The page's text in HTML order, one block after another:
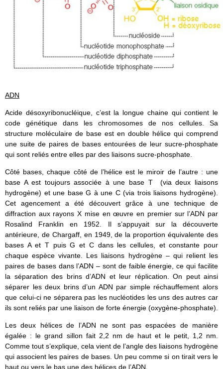
ADN
Acide désoxyribonucléique, c’est la longue chaine qui contient le
code génétique dans les chromosomes de nos cellules. Sa
structure moléculaire de base est en double hélice qui comprend
une suite de paires de bases entourées de leur sucre-phosphate
qui sont reliés entre elles par des liaisons sucre-phosphate.
Côté bases, chaque côté de l’hélice est le miroir de l’autre : une
base A est toujours associée à une base T (via deux liaisons
hydrogène) et une base G à une C (via trois liaisons hydrogène).
Cet agencement a été découvert grâce à une technique de
diffraction aux rayons X mise en œuvre en premier sur l’ADN par
Rosalind Franklin en 1952. Il s’appuyait sur la découverte
antérieure, de Chargaff, en 1949, de la proportion équivalente des
bases A et T puis G et C dans les cellules, et constante pour
chaque espèce vivante. Les liaisons hydrogène – qui relient les
paires de bases dans l’ADN – sont de faible énergie, ce qui facilite
la séparation des brins d’ADN et leur réplication. On peut ainsi
séparer les deux brins d’un ADN par simple réchauffement alors
que celui-ci ne séparera pas les nucléotides les uns des autres car
ils sont reliés par une liaison de forte énergie (oxygène-phosphate).
Les deux hélices de l’ADN ne sont pas espacées de manière
égalée : le grand sillon fait 2,2 nm de haut et le petit, 1,2 nm.
Comme tout s’explique, cela vient de l’angle des liaisons hydrogène
qui associent les paires de bases. Un peu comme si on tirait vers le
haut ou vers le bas une des hélices de l’ADN.